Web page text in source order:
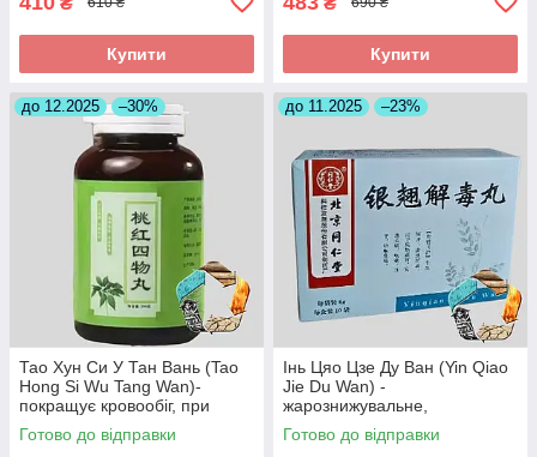
Купити Купити
до 12.2025 –30%
Тао Хун Си У Тан Вань (Tao
Hong Si Wu Tang Wan)-
покращує кровообіг, при
інсульті, головних болях
Готово до відправки
до 11.2025 –23%
Інь Цяо Цзе Ду Ван (Yin Qiao
Jie Du Wan) -
жарознижувальне,
протизапальне,антиалергічне
Готово до відправки